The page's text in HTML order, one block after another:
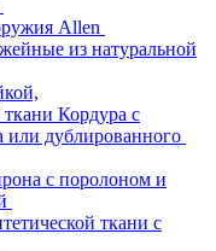
Allen
из натуральной
Кордура с
или дублированного
с поролоном и
ткани с